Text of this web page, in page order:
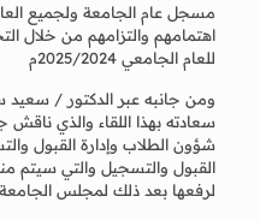
مسجل عام الجامعة ولجميع
اهتمامهم والتزامهم من خلال
للعام الجامعي 2025/2024م
ومن جانبه عبر الدكتور /
سعادته بهذا اللقاء والذي
شؤون الطلاب وإدارة القبول
القبول والتسجيل والتي
لرفعها بعد ذلك لمجلس الجامعة